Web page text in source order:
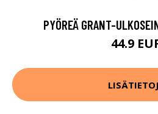
PYÖREÄ GRANT-
44.9